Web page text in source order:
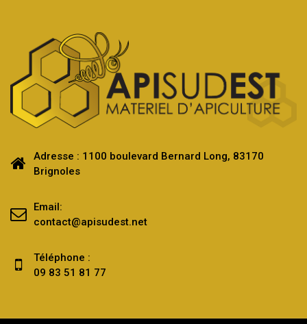
Adresse : 1100 boulevard Bernard Long, 83170
Brignoles
Email:
contact@apisudest.net
Téléphone :
09 83 51 81 77